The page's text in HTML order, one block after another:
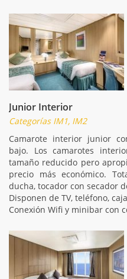
Junior Interior
Categorías IM1, IM2
Camarote interior junior
bajo. Los camarotes
tamaño reducido pero
precio más económico.
ducha, tocador con secador
Disponen de TV, teléfono,
Conexión Wifi y minibar con